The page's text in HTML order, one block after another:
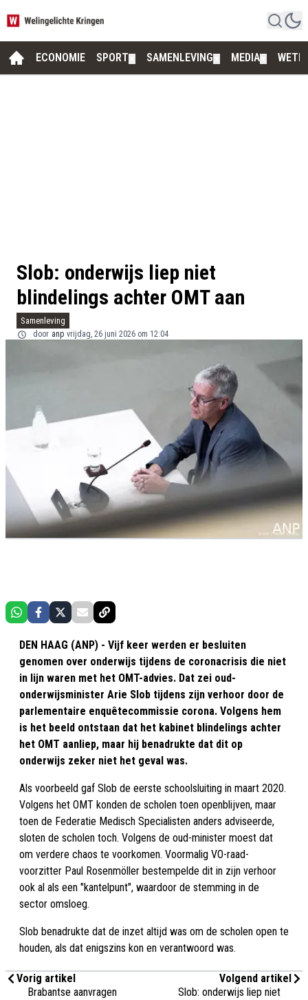
ECONOMIE SPORT SAMENLEVING MEDIA
Slob: onderwijs liep niet
blindelings achter OMT aan
Samenleving
door anp vrijdag, 26 juni 2026 om 12:04
DEN HAAG (ANP) - Vijf keer werden er besluiten
genomen over onderwijs tijdens de coronacrisis die niet
in lijn waren met het OMT-advies. Dat zei oud-
onderwijsminister Arie Slob tijdens zijn verhoor door de
parlementaire enquêtecommissie corona. Volgens hem
is het beeld ontstaan dat het kabinet blindelings achter
het OMT aanliep, maar hij benadrukte dat dit op
onderwijs zeker niet het geval was.
Als voorbeeld gaf Slob de eerste schoolsluiting in maart 2020.
Volgens het OMT konden de scholen toen openblijven, maar
toen de Federatie Medisch Specialisten anders adviseerde,
sloten de scholen toch. Volgens de oud-minister moest dat
om verdere chaos te voorkomen. Voormalig VO-raad-
voorzitter Paul Rosenmöller bestempelde dit in zijn verhoor
ook al als een "kantelpunt", waardoor de stemming in de
sector omsloeg.
Slob benadrukte dat de inzet altijd was om de scholen open te
houden, als dat enigszins kon en verantwoord was.
Vorig artikel
Brabantse aanvragen
Volgend artikel
Slob: onderwijs liep niet